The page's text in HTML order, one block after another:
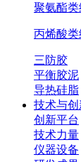
聚氨酯
丙烯酸
三防胶
平衡胶泥
导热硅脂
技术与创
创新平台
技术力量
仪器设备